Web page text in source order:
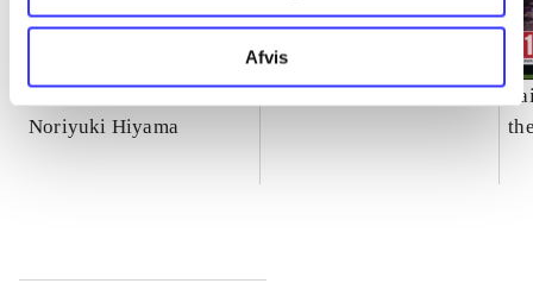
Afvis
Soul Calibur IV
Noriyuki Hiyama
Metro 2033